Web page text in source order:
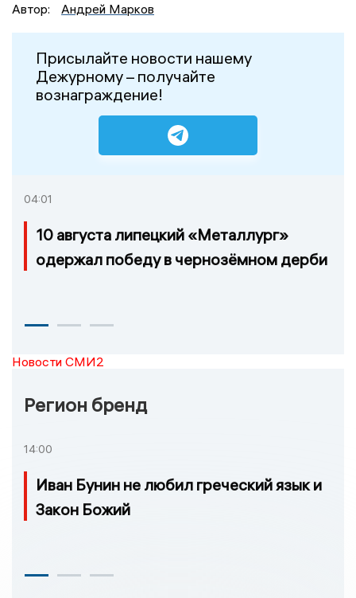
Автор:
Андрей Марков
Присылайте новости нашему
Дежурному – получайте
вознаграждение!
04:01
10 августа липецкий «Металлург»
одержал победу в чернозёмном дерби
Новости СМИ2
Регион бренд
14:00
Иван Бунин не любил греческий язык и
Закон Божий